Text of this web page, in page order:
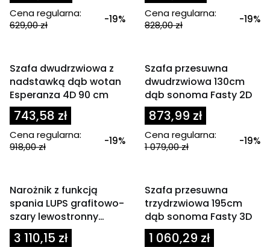
Cena regularna:
629,00 zł
-19%
Cena regularna:
828,00 zł
-19%
Szafa dwudrzwiowa z
nadstawką dąb wotan
Esperanza 4D 90 cm
743,58 zł
Cena regularna:
918,00 zł
-19%
Powiadom mnie o
Szafa przesuwna
dwudrzwiowa 130cm
dąb sonoma Fasty 2D
873,99 zł
Cena regularna:
1 079,00 zł
-19%
Narożnik z funkcją
spania LUPS grafitowo-
szary lewostronny
250x183 cm
3 110,15 zł
Powiadom mnie o
Szafa przesuwna
trzydrzwiowa 195cm
dąb sonoma Fasty 3D
1 060,29 zł